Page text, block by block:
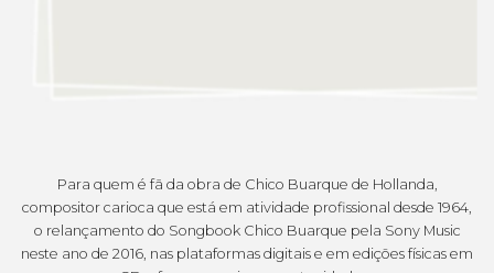
Para quem é fã da obra de Chico Buarque de Hollanda,
compositor carioca que está em atividade profissional desde 1964,
o relançamento do Songbook Chico Buarque pela Sony Music
neste ano de 2016, nas plataformas digitais e em edições físicas em